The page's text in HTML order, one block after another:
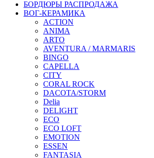
БОРДЮРЫ РАСПРОДАЖА
ВОГ-КЕРАМИКА
ACTION
ANIMA
ARTO
AVENTURA / MARMARIS
BINGO
CAPELLA
CITY
CORAL ROCK
DACOTA/STORM
Delia
DELIGHT
ECO
ECO LOFT
EMOTION
ESSEN
FANTASIA